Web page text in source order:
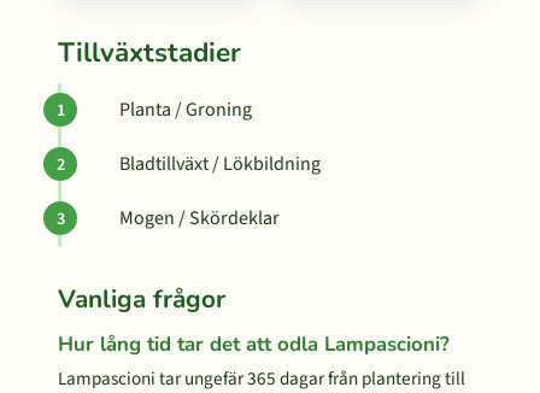
Tillväxtstadier
Planta / Groning
Bladtillväxt / Lökbildning
Mogen / Skördeklar
Vanliga frågor
Hur lång tid tar det att odla Lampascioni?
Lampascioni tar ungefär 365 dagar från plantering till